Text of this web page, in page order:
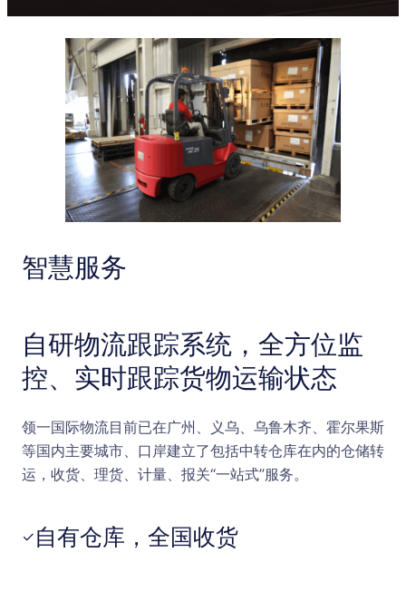
智慧服务
自研物流跟踪系统，全方位监
控、实时跟踪货物运输状态
领一国际物流目前已在广州、义乌、乌鲁木齐、霍尔果斯
等国内主要城市、口岸建立了包括中转仓库在内的仓储转
运，收货、理货、计量、报关“一站式”服务。
✓ 自有仓库，全国收货